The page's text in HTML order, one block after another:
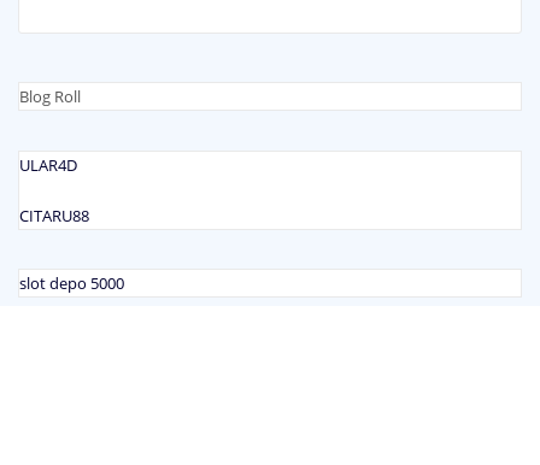
Blog Roll
ULAR4D
CITARU88
slot depo 5000